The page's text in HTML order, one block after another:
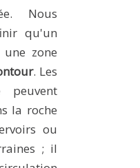
Nous
qu'un
zone
. Les
peuvent
la roche
ou
; il